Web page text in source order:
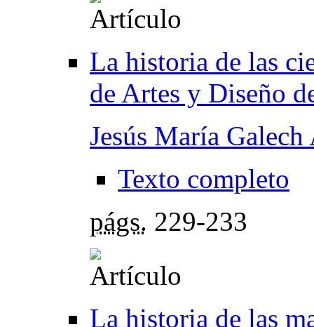
La historia de las
de Artes y Diseño
Jesús María
Texto completo
págs. 229-233
La historia de las